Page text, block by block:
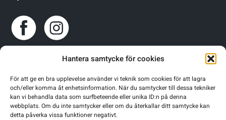
Hantera samtycke för cookies
För att ge en bra upplevelse använder vi teknik som cookies för att lagra
och/eller komma åt enhetsinformation. När du samtycker till dessa tekniker
kan vi behandla data som surfbeteende eller unika ID:n på denna
webbplats. Om du inte samtycker eller om du återkallar ditt samtycke kan
detta påverka vissa funktioner negativt.